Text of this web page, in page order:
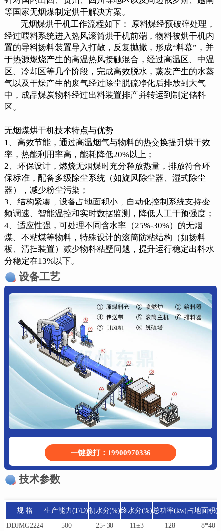
等国家无烟煤制定烘干解决方案。
无烟煤烘干机工作流程如下： 原料煤经预破碎处理，
经过喂料系统进入热风滚筒烘干机前端，物料被烘干机内
置的导料扬料装置导入打散，反复抛撒，形成“料幕”，并
于热源燃烧产生的高温热风接触混合，经过高温区、中温
区、冷却区等几个阶段，完成高效脱水，蒸发产生的水蒸
气以及干燥产生的废气经过除尘脱硫净化后排放到大气
中，成品煤炭物料经过出料装置排产并转运到制定储料
区。
无烟煤烘干机技术特点与优势
1、高效节能，通过高温烟气与物料的热交换提升烘干效
率，热能利用率高，能耗降低20%以上；
2、环保设计，燃烧无烟煤时充分释放热量，排放符合环
保标准，配备多级除尘系统（如旋风除尘器、湿式除尘
器），减少粉尘污染；
3、结构紧凑，设备占地面积小，自动化控制系统支持变
频调速、智能温控和实时数据监测，降低人工干预强度；
4、适应性强，可处理不同含水率（25%-30%）的无烟
煤、不粘煤等物料，特殊设计的滚筒防粘结构（如扬料
板、清扫装置）减少物料粘壁问题，提升运行稳定出料水
分稳定在13%以下。
设备工艺
一键拨打：19900970336
技术参数
规 格 生产能力(T/D)初水分(%)终水分(%)总功率(kw)占地面积
DDJMG2224
500 25~30 11±3 128 8*40